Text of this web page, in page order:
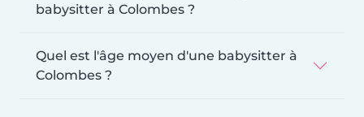
babysitter à Colombes ?
Quel est l'âge moyen d'une babysitter à
Colombes ?